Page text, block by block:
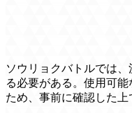
ソウリョクバトルでは
る必要がある。使用可
ため、事前に確認した上